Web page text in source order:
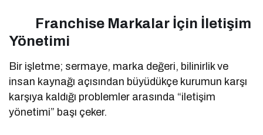
Franchise Markalar İçin İletişim
Yönetimi
Bir işletme; sermaye, marka değeri, bilinirlik ve
insan kaynağı açısından büyüdükçe kurumun karşı
karşıya kaldığı problemler arasında “iletişim
yönetimi” başı çeker.